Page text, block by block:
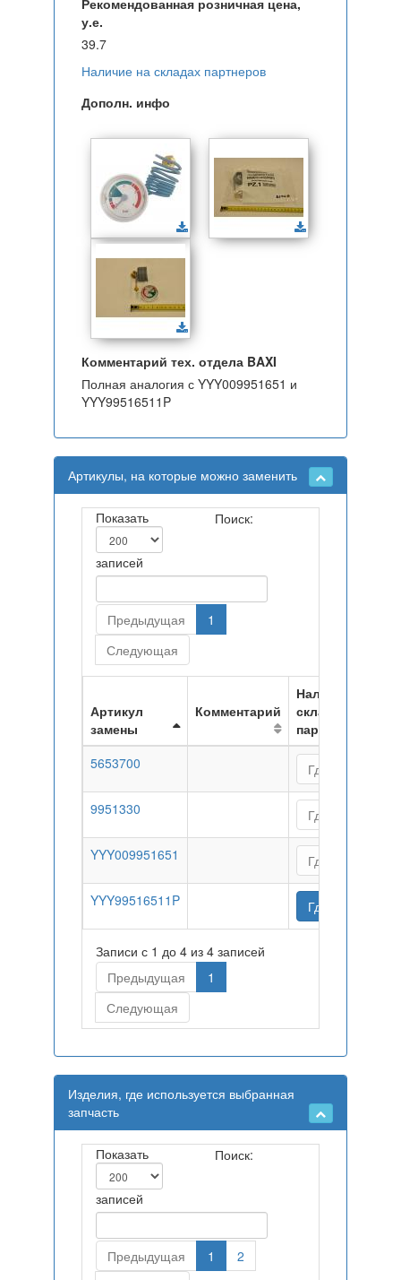
Рекомендованная розничная цена,
у.е.
39.7
Наличие на складах партнеров
Дополн. инфо
Комментарий тех. отдела BAXI
Полная аналогия с YYY009951651 и
YYY99516511P
Артикулы, на которые можно заменить
Показать
записей
Поиск:
Предыдущая
1
Следующая
Артикул
замены
Комментарий
Наличие на
складах
партнеров
5653700
Где купить
9951330 Где купить
YYY009951651 Где купить
YYY99516511P Где купить
Записи с 1 до 4 из 4 записей
Предыдущая
1
Следующая
Изделия, где используется выбранная
запчасть
Показать
записей
Поиск:
Предыдущая 1
2